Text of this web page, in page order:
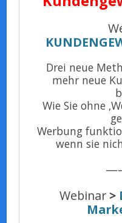
Drei neue
mehr neue
Wie Sie ohne
Werbung
wenn sie
Webinar >